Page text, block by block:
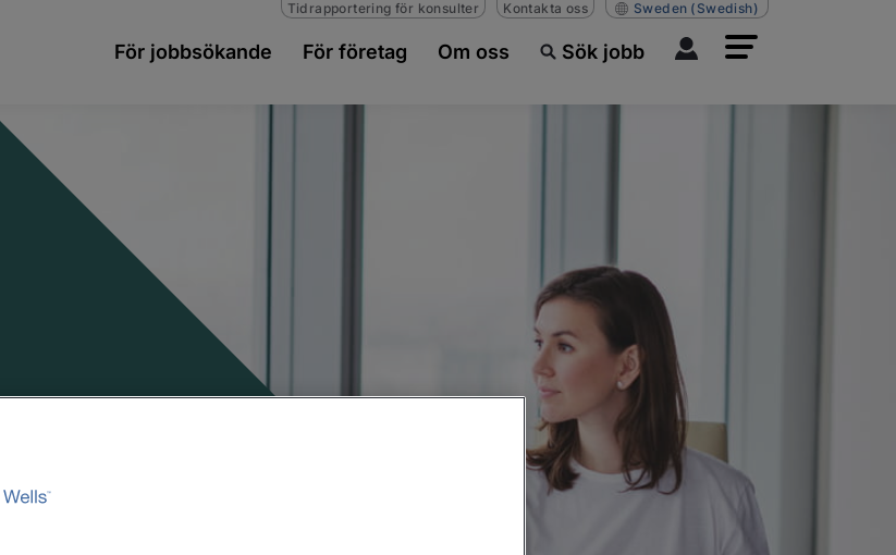
För jobbsökande För företag Om oss Sök jobb
Tidrapportering för konsulter Kontakta oss Sweden (Swedish)